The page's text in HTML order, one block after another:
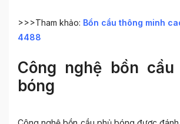
>>>Tham khảo: Bồn cầu thông minh
4488
Công nghệ bồn
bóng